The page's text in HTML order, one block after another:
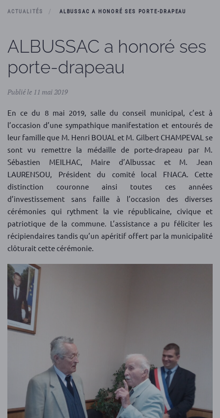
ACTUALITÉS ALBUSSAC A HONORÉ SES PORTE-DRAPEAU
ALBUSSAC a honoré ses
porte-drapeau
Publié le 11 mai 2019
En ce du 8 mai 2019, salle du conseil municipal, c’est à
l’occasion d’une sympathique manifestation et entourés de
leur famille que M. Henri BOUAL et M. Gilbert CHAMPEVAL se
sont vu remettre la médaille de porte-drapeau par M.
Sébastien MEILHAC, Maire d’Albussac et M. Jean
LAURENSOU, Président du comité local FNACA. Cette
distinction couronne ainsi toutes ces années
d’investissement sans faille à l’occasion des diverses
cérémonies qui rythment la vie républicaine, civique et
patriotique de la commune. L’assistance a pu féliciter les
récipiendaires tandis qu’un apéritif offert par la municipalité
clôturait cette cérémonie.